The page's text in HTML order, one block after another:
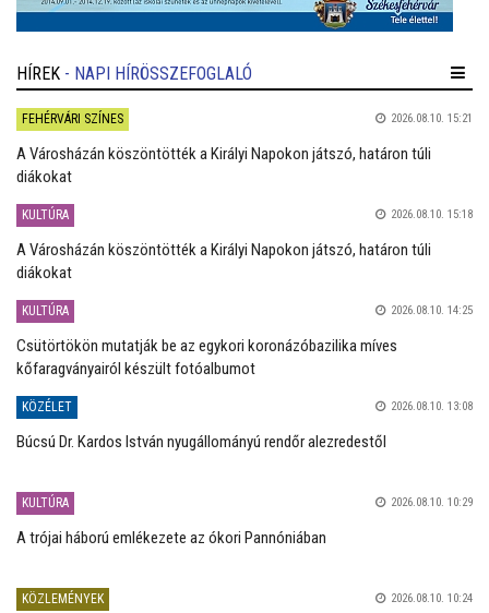
HÍREK - NAPI HÍRÖSSZEFOGLALÓ
FEHÉRVÁRI SZÍNES 2026.08.10. 15:21
A Városházán köszöntötték a Királyi Napokon játszó, határon túli
diákokat
KULTÚRA 2026.08.10. 15:18
A Városházán köszöntötték a Királyi Napokon játszó, határon túli
diákokat
KULTÚRA 2026.08.10. 14:25
Csütörtökön mutatják be az egykori koronázóbazilika míves
kőfaragványairól készült fotóalbumot
KÖZÉLET 2026.08.10. 13:08
Búcsú Dr. Kardos István nyugállományú rendőr alezredestől
KULTÚRA 2026.08.10. 10:29
A trójai háború emlékezete az ókori Pannóniában
KÖZLEMÉNYEK 2026.08.10. 10:24